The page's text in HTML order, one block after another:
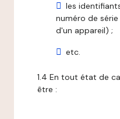
les
numéro de
d'un appareil) ;
etc.
1.4 En tout état de
être :